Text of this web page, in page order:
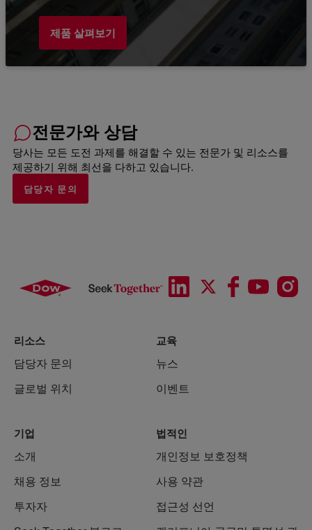
제품 살펴보기
전문가와 상담
당사는 모든 도전 과제를 해결할 수 있는 전문가 및 리소스를
제공하기 위해 최선을 다하고 있습니다.
담당자 문의
리소스
담당자 문의
글로벌 위치
교육
뉴스
이벤트
기업
소개
채용 정보
투자자
법적인
개인정보 보호정책
사용 약관
접근성 선언